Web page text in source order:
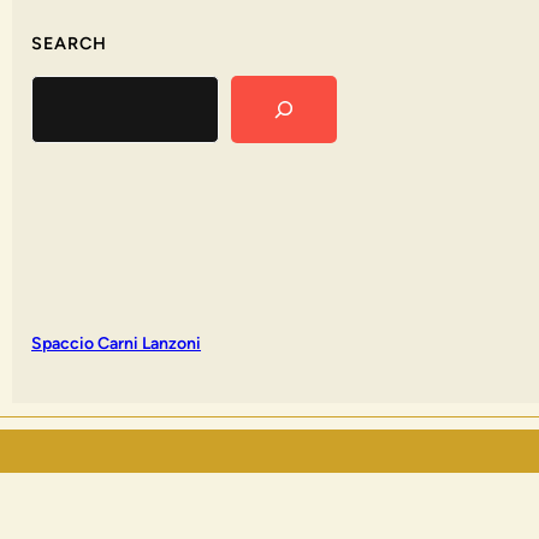
SEARCH
Spaccio Carni Lanzoni